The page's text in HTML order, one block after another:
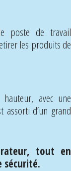
poste de travail
les produits de
avec une
assorti d’un grand
tout en
sécurité.